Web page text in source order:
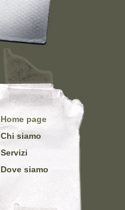
Home page
Chi siamo
Servizi
Dove siamo